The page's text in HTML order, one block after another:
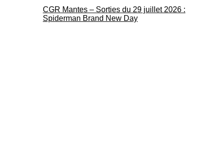
CGR Mantes – Sorties du 29 juillet 2026 :
Spiderman Brand New Day